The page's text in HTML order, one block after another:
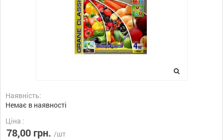
Наявність:
Немає в наявності
Ціна :
78,00 грн. /шт